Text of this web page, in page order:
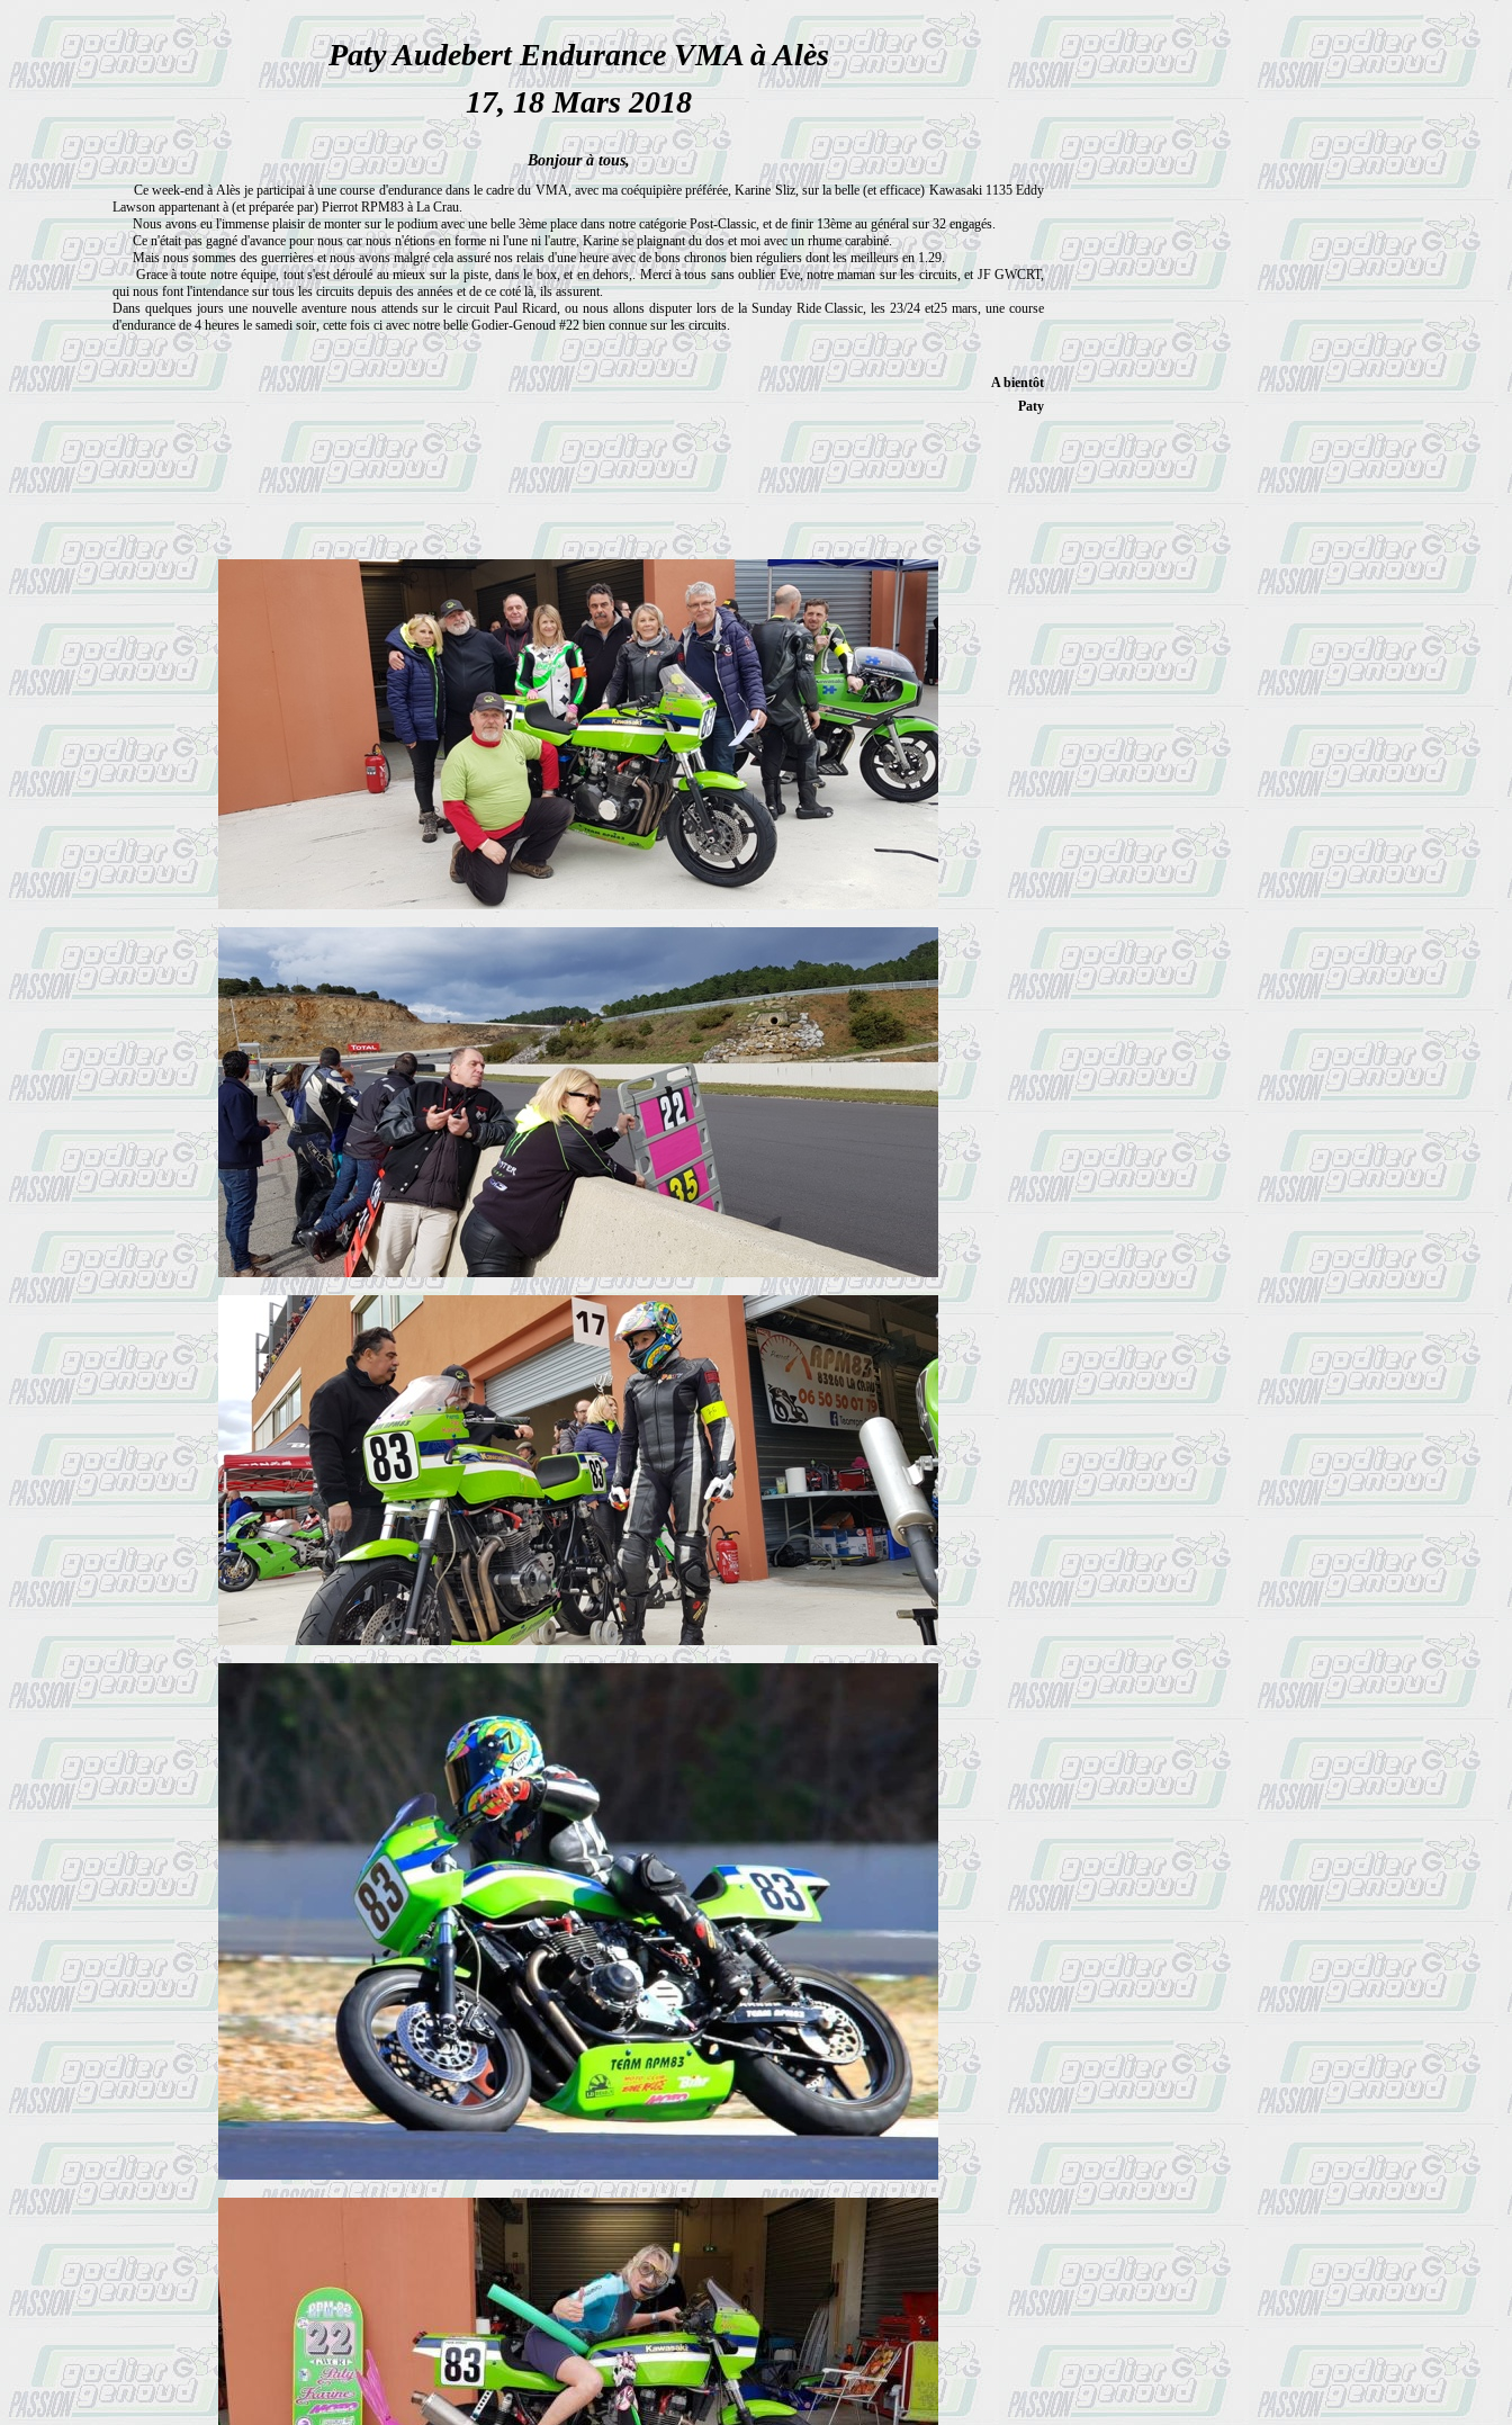
Paty Audebert Endurance VMA à Alès
17, 18 Mars 2018
Bonjour à tous,
Ce week-end à Alès je participai à une course d'endurance dans le cadre du VMA, avec ma coéquipière préférée, Karine Sliz, sur la belle (et efficace) Kawasaki 1135 Eddy
Lawson appartenant à (et préparée par) Pierrot RPM83 à La Crau.
Nous avons eu l'immense plaisir de monter sur le podium avec une belle 3ème place dans notre catégorie Post-Classic, et de finir 13ème au général sur 32 engagés.
Ce n'était pas gagné d'avance pour nous car nous n'étions en forme ni l'une ni l'autre, Karine se plaignant du dos et moi avec un rhume carabiné.
Mais nous sommes des guerrières et nous avons malgré cela assuré nos relais d'une heure avec de bons chronos bien réguliers dont les meilleurs en 1.29.
Grace à toute notre équipe, tout s'est déroulé au mieux sur la piste, dans le box, et en dehors,. Merci à tous sans oublier Eve, notre maman sur les circuits, et JF GWCRT,
qui nous font l'intendance sur tous les circuits depuis des années et de ce coté là, ils assurent.
Dans quelques jours une nouvelle aventure nous attends sur le circuit Paul Ricard, ou nous allons disputer lors de la Sunday Ride Classic, les 23/24 et25 mars, une course
d'endurance de 4 heures le samedi soir, cette fois ci avec notre belle Godier-Genoud #22 bien connue sur les circuits.
A bientôt
Paty